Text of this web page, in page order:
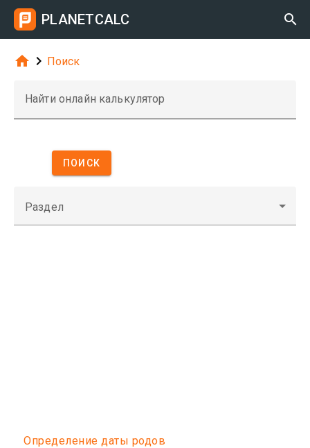
PLANETCALC 
  Поиск
Найти онлайн калькулятор
ПОИСК
Раздел
Определение даты родов